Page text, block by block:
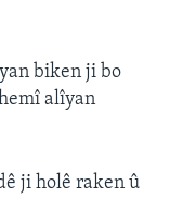
biken ji bo
alîyan
ji holê raken û